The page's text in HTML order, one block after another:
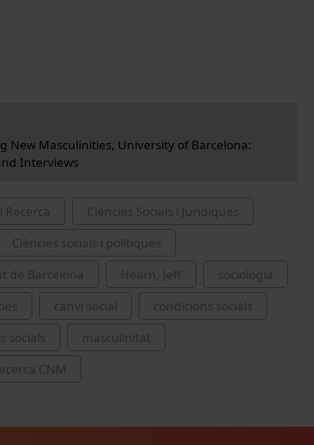
New Masculinities, University of Barcelona:
Interviews
Recerca
Ciències Socials i Jurídiques
Ciències socials i polítiques
de Barcelona
Hearn, Jeff
sociologia
canvi social
condicions socials
socials
masculinitat
CNM